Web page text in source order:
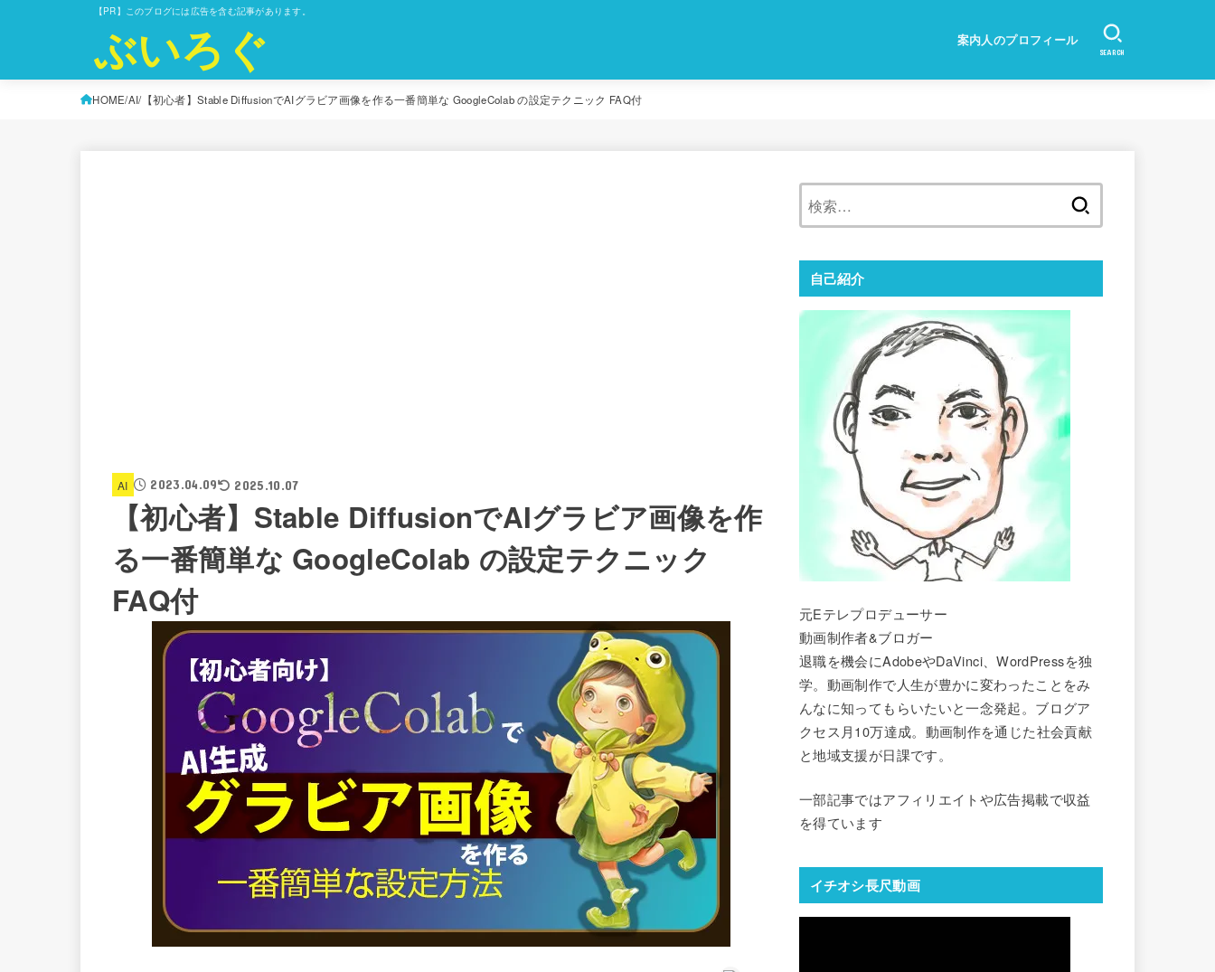
【PR】このブログには広告を含む記事があります。
ぶいろぐ 案内人のプロフィール
SEARCH
HOME AI 【初心者】Stable DiffusionでAIグラビア画像を作る一番簡単な GoogleColab の設定テクニック FAQ付
AI 2023.04.09 2025.10.07
【初心者】Stable DiffusionでAIグラビア画像を作
る一番簡単な GoogleColab の設定テクニック
FAQ付
自己紹介
元Eテレプロデューサー
動画制作者&ブロガー
退職を機会にAdobeやDaVinci、WordPressを独
学。動画制作で人生が豊かに変わったことをみ
んなに知ってもらいたいと一念発起。ブログア
クセス月10万達成。動画制作を通じた社会貢献
と地域支援が日課です。
一部記事ではアフィリエイトや広告掲載で収益
を得ています
イチオシ長尺動画